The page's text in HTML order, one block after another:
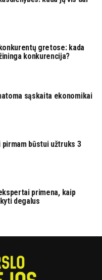
gretose: kada
konkurencija?
sąskaita ekonomikai
pirmam būstui užtruks 3
primena, kaip
degalus